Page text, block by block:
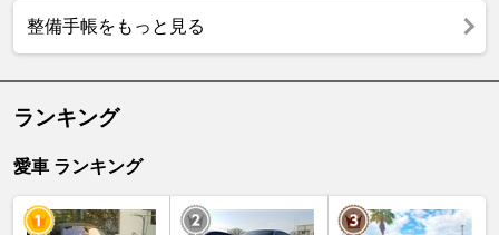
整備手帳をもっと見る
ランキング
愛車 ランキング